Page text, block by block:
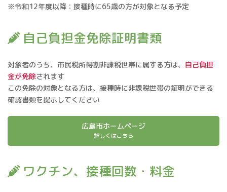
※令和12年度以降：接種時に65歳の方が対象となる予定
自己負担金免除証明書類
対象者のうち、市民税所得割非課税世帯に属する方は、 自己負担
金が免除されます
この免除の対象となる方は、接種時に非課税世帯の証明ができる
確認書類を提示してください
広島市ホームページ
詳しくはこちら
ワクチン、接種回数・料金